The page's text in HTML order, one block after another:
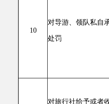
10
对导游、领队私自
处罚
对旅行社给予或者